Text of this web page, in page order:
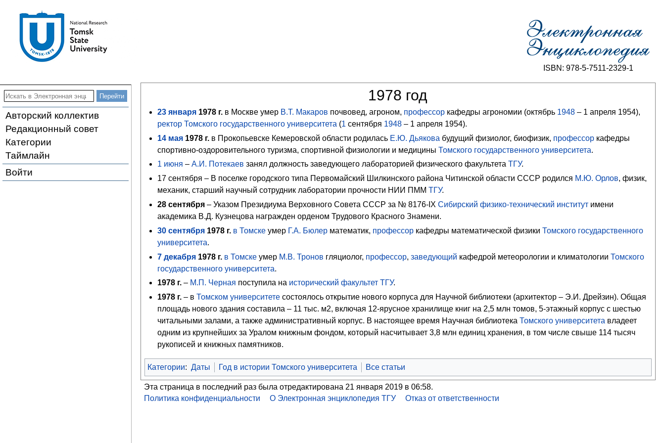
ISBN: 978-5-7511-2329-1
Авторский коллектив
Редакционный совет
Категории
Таймлайн
Войти
1978 год
23 января 1978г.в Москве умер В.Т. Макаров почвовед, агроном, профессоркафедры агрономии (октябрь 1948– 1 апреля 1954),
ректор Томского государственного университета (1 сентября 1948– 1 апреля 1954).
14 мая 1978г.в Прокопьевске Кемеровской области родилась Е.Ю. Дьякова будущий физиолог, биофизик, профессоркафедры
спортивно-оздоровительного туризма, спортивной физиологии и медицины Томского государственного университета.
1 июня – А.И. Потекаев занял должность заведующего лабораторией физического факультета ТГУ.
17 сентября – В поселке городского типа Первомайский Шилкинского района Читинской области СССР родился М.Ю. Орлов, физик,
механик, старший научный сотрудник лаборатории прочности НИИ ПММ ТГУ.
28 сентября– Указом Президиума Верховного Совета СССР за № 8176-IX Сибирский физико-технический институтимени
академика В.Д. Кузнецова награжден орденом Трудового Красного Знамени.
30 сентября 1978г. в Томскеумер Г.А. Бюлерматематик, профессоркафедры математической физики Томского государственного
университета.
7 декабря 1978г. в Томскеумер М.В. Тронов гляциолог, профессор, заведующий кафедрой метеорологии и климатологии Томского
государственного университета.
1978 г.– М.П. Черная поступила на исторический факультет ТГУ.
1978г.– в Томском университетесостоялось открытие нового корпуса для Научной библиотеки (архитектор – Э.И. Дрейзин). Общая
площадь нового здания составила – 11 тыс. м2, включая 12-ярусное хранилище книг на 2,5 млн томов, 5-этажный корпус с шестью
читальными залами, а также административный корпус. В настоящее время Научная библиотека Томского университета владеет
одним из крупнейших за Уралом книжным фондом, который насчитывает 3,8 млн единиц хранения, в том числе свыше 114 тысяч
рукописей и книжных памятников.
Категории: Даты Год в истории Томского университета Все статьи
Эта страница в последний раз была отредактирована 21 января 2019 в 06:58.
Политика конфиденциальности
О Электронная энциклопедия ТГУ Отказ от ответственности